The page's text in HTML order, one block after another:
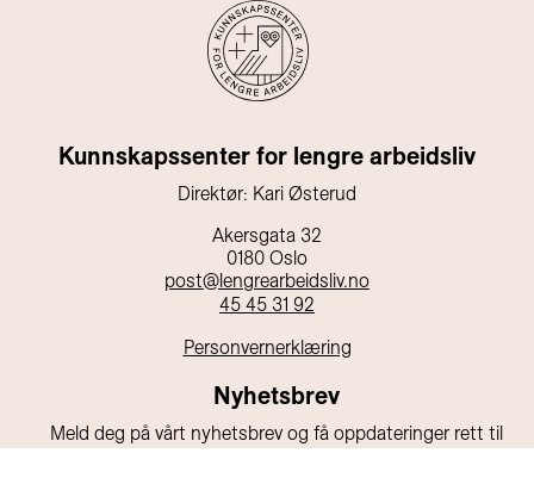
Kunnskapssenter for lengre arbeidsliv
Direktør: Kari Østerud
Akersgata 32
0180 Oslo
post@lengrearbeidsliv.no
45 45 31 92
Personvernerklæring
Nyhetsbrev
Meld deg på vårt nyhetsbrev og få oppdateringer rett til